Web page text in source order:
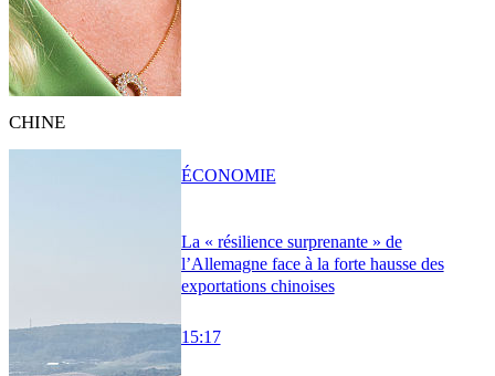
CHINE
La « résilience surprenante » de
l’Allemagne face à la forte hausse des
exportations chinoises
15:17
ÉCONOMIE